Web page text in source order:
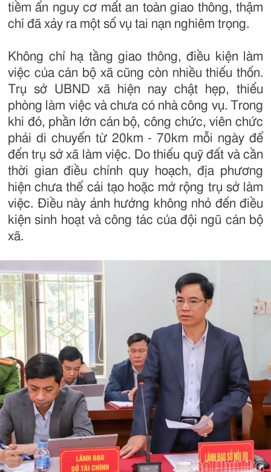
tiềm ẩn nguy cơ mất an toàn giao thông, thậm
chí đã xảy ra một số vụ tai nạn nghiêm trọng.
Không chỉ hạ tầng giao thông, điều kiện làm
việc của cán bộ xã cũng còn nhiều thiếu thốn.
Trụ sở UBND xã hiện nay chật hẹp, thiếu
phòng làm việc và chưa có nhà công vụ. Trong
khi đó, phần lớn cán bộ, công chức, viên chức
phải di chuyển từ 20km - 70km mỗi ngày để
đến trụ sở xã làm việc. Do thiếu quỹ đất và cần
thời gian điều chỉnh quy hoạch, địa phương
hiện chưa thể cải tạo hoặc mở rộng trụ sở làm
việc. Điều này ảnh hưởng không nhỏ đến điều
kiện sinh hoạt và công tác của đội ngũ cán bộ
xã.